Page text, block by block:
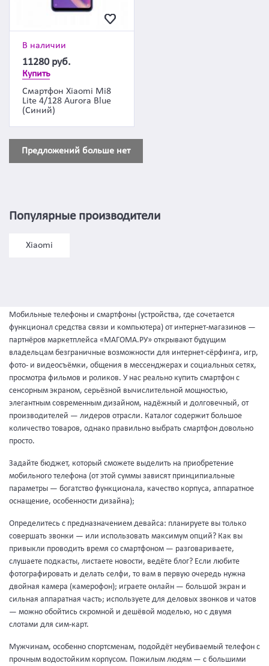
В наличии
11280 руб.
Купить
Смартфон Xiaomi Mi8
Lite 4/128 Aurora Blue
(Синий)
Предложений больше нет
Популярные производители
Xiaomi
Мобильные телефоны и смартфоны (устройства, где сочетается
функционал средства связи и компьютера) от интернет-магазинов —
партнёров маркетплейса «МАГОМА.РУ» открывают будущим
владельцам безграничные возможности для интернет-сёрфинга, игр,
фото- и видеосъёмки, общения в мессенджерах и социальных сетях,
просмотра фильмов и роликов. У нас реально купить смартфон с
сенсорным экраном, серьёзной вычислительной мощностью,
элегантным современным дизайном, надёжный и долговечный, от
производителей — лидеров отрасли. Каталог содержит большое
количество товаров, однако правильно выбрать смартфон довольно
просто.
Задайте бюджет, который сможете выделить на приобретение
мобильного телефона (от этой суммы зависят принципиальные
параметры — богатство функционала, качество корпуса, аппаратное
оснащение, особенности дизайна);
Определитесь с предназначением девайса: планируете вы только
совершать звонки — или использовать максимум опций? Как вы
привыкли проводить время со смартфоном — разговариваете,
слушаете подкасты, листаете новости, ведёте блог? Если любите
фотографировать и делать селфи, то вам в первую очередь нужна
двойная камера (камерофон); играете онлайн — большой экран и
сильная аппаратная часть; используете для деловых звонков и чатов
— можно обойтись скромной и дешёвой моделью, но с двумя
слотами для сим-карт.
Мужчинам, особенно спортсменам, подойдёт неубиваемый телефон с
прочным водостойким корпусом. Пожилым людям — с большими